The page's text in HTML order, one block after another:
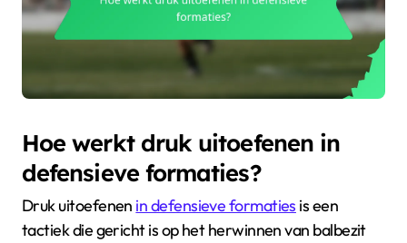
Hoe werkt druk uitoefenen in
defensieve formaties?
Druk uitoefenen in defensieve formaties is een
tactiek die gericht is op het herwinnen van balbezit